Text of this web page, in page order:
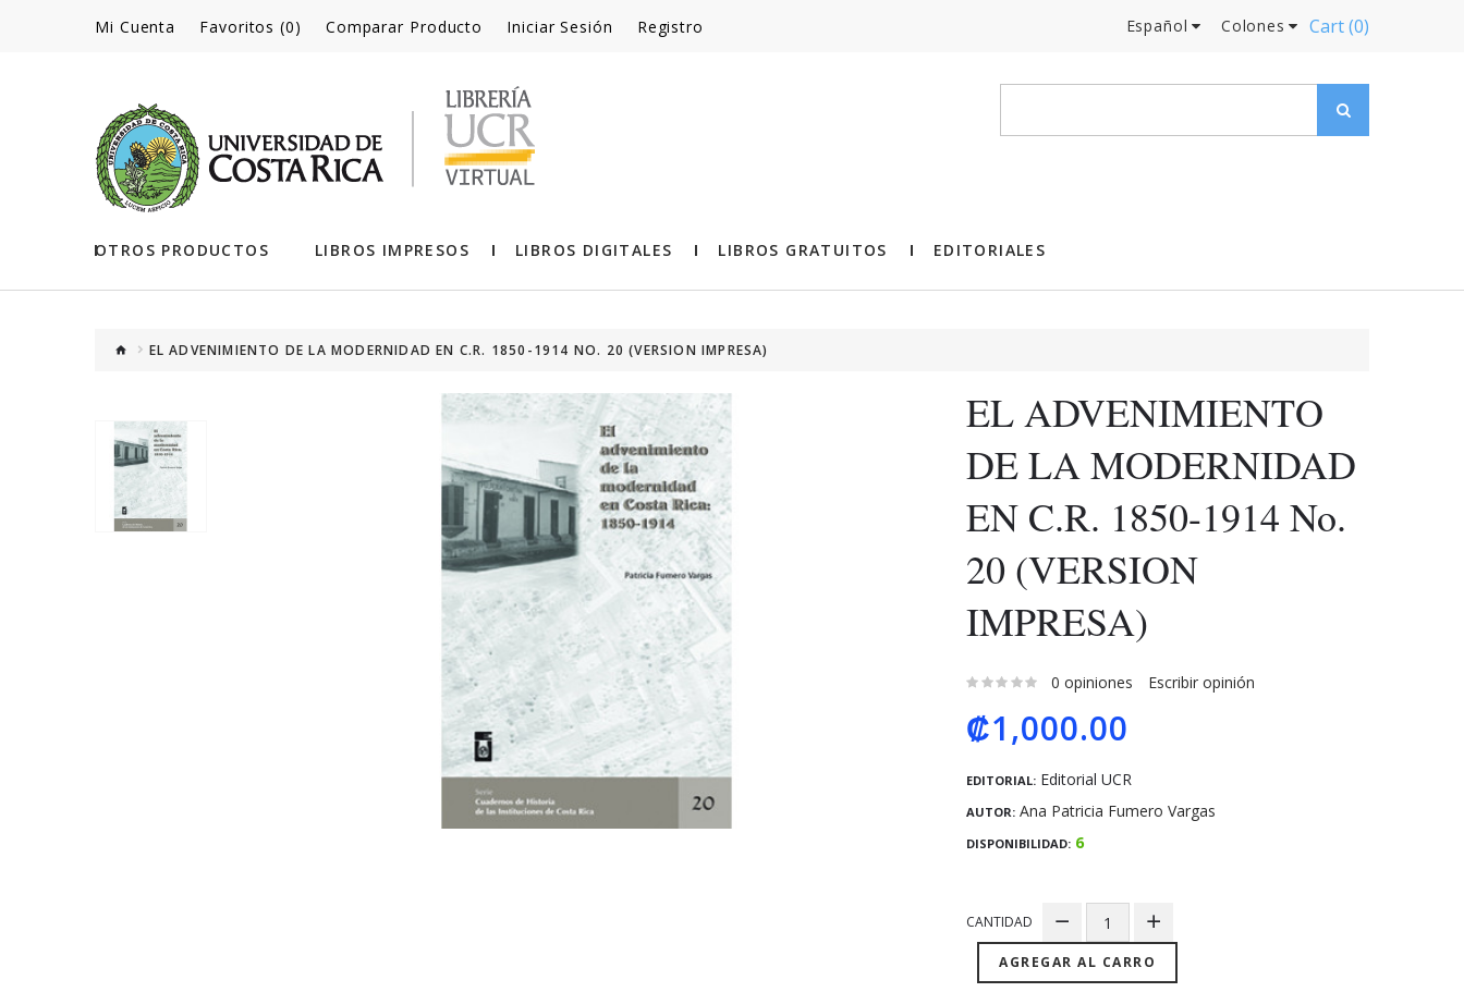
Mi Cuenta Favoritos (0) Comparar Producto Iniciar Sesión Registro Cart(0)
Colones
Español
OTROS PRODUCTOS LIBROS IMPRESOS LIBROS DIGITALES LIBROS GRATUITOS EDITORIALES
EL ADVENIMIENTO DE LA MODERNIDAD EN C.R. 1850-1914 NO. 20 (VERSION IMPRESA)
EL ADVENIMIENTO
DE LA MODERNIDAD
EN C.R. 1850-1914 No.
20 (VERSION
IMPRESA)
0 opiniones Escribir opinión
₡1,000.00
EDITORIAL: Editorial UCR
AUTOR: Ana Patricia Fumero Vargas
DISPONIBILIDAD: 6
CANTIDAD
AGREGAR AL CARRO